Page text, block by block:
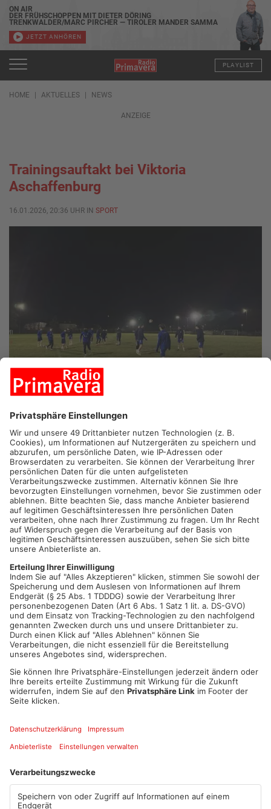
ON AIR
DER FRÜHSCHOPPEN MIT DIETER DÖRING
TRENKWALDER/MARC PIRCHER — TIROLER MANDER SAMMA
JETZT ANHÖREN
PLAYLIST
HOME AKTUELLES NEWS
ANZEIGE
Trainingsauftakt bei Viktoria
Aschaffenburg
16.01.2026, 20:36 UHR IN SPORT
ASCHAFFENBURG.Für den Regionalligisten Viktoria
Aschaffenburg ist am Abend die Winterpause offiziell zu Ende
gegangen. Die Weiß-Blauen sind erstmals wieder draußen ins
Training gestartet und haben damit die Vorbereitung auf die
Rückrunde eingeläutet. In den nächsten Wochen stehen
mehrere Testspiele an, unter anderem gegen die zweite
Mannschaft von Eintracht Frankfurt und den Regionalligisten
TSV Schott Mainz. Mit auf dem Platz stand auch Neuzugang
Alexander Leuthard, der vom Tabellenführer SpVgg
Unterhaching nach Aschaffenburg gewechselt ist.
Mehr zum Thema
Trainer Felix Luz
PLAY MUTE